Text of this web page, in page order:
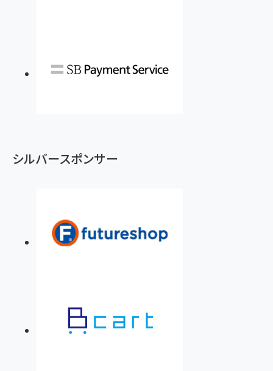
シルバースポンサー